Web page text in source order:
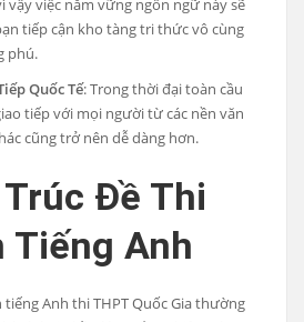
tiếp cận kho tàng tri thức vô cùng
phú.
Quốc Tế: Trong thời đại toàn cầu
tiếp với mọi người từ các nền văn
cũng trở nên dễ dàng hơn.
Trúc Đề Thi
Tiếng Anh
Anh thi THPT Quốc Gia thường